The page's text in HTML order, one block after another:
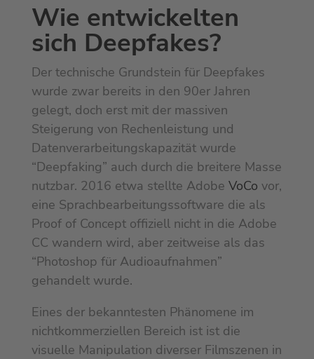
Wie entwickelten
sich Deepfakes?
Der technische Grundstein für Deepfakes
wurde zwar bereits in den 90er Jahren
gelegt, doch erst mit der massiven
Steigerung von Rechenleistung und
Datenverarbeitungskapazität wurde
“Deepfaking” auch durch die breitere Masse
nutzbar. 2016 etwa stellte Adobe VoCo vor,
eine Sprachbearbeitungssoftware die als
Proof of Concept offiziell nicht in die Adobe
CC wandern wird, aber zeitweise als das
“Photoshop für Audioaufnahmen”
gehandelt wurde.
Eines der bekanntesten Phänomene im
nichtkommerziellen Bereich ist ist die
visuelle Manipulation diverser Filmszenen in